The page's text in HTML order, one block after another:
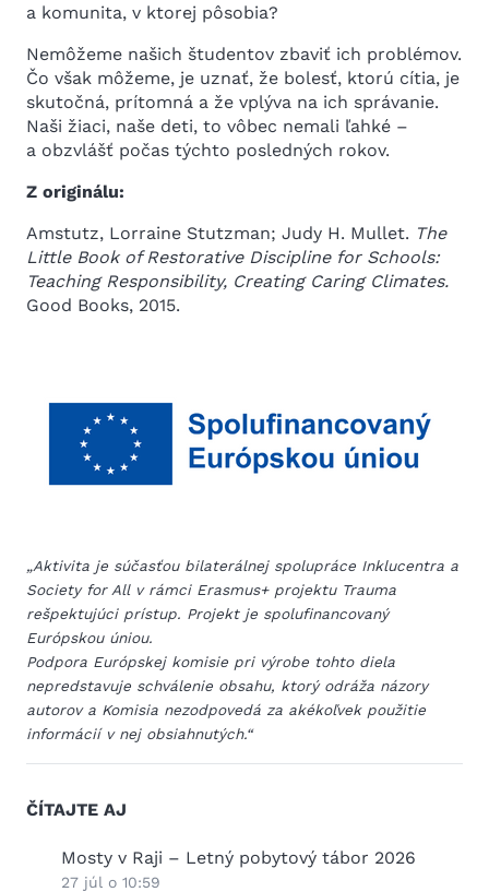
a komunita, v ktorej pôsobia?
Nemôžeme našich študentov zbaviť ich problémov.
Čo však môžeme, je uznať, že bolesť, ktorú cítia, je
skutočná, prítomná a že vplýva na ich správanie.
Naši žiaci, naše deti, to vôbec nemali ľahké –
a obzvlášť počas týchto posledných rokov.
Z originálu:
Amstutz, Lorraine Stutzman; Judy H. Mullet. The
Little Book of Restorative Discipline for Schools:
Teaching Responsibility, Creating Caring Climates.
Good Books, 2015.
„Aktivita je súčasťou bilaterálnej spolupráce Inklucentra a
Society for All v rámci Erasmus+ projektu Trauma
rešpektujúci prístup. Projekt je spolufinancovaný
Európskou úniou.
Podpora Európskej komisie pri výrobe tohto diela
nepredstavuje schválenie obsahu, ktorý odráža názory
autorov a Komisia nezodpovedá za akékoľvek použitie
informácií v nej obsiahnutých.“
ČÍTAJTE AJ
Mosty v Raji – Letný pobytový tábor 2026
27 júl o 10:59